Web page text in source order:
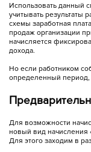
Использовать данный
учитывать результаты
схемы заработная
продаж организации
начисляется
дохода.
Но если работником
определенный
Для возможности
новый вид начисления
Для этого заходим в